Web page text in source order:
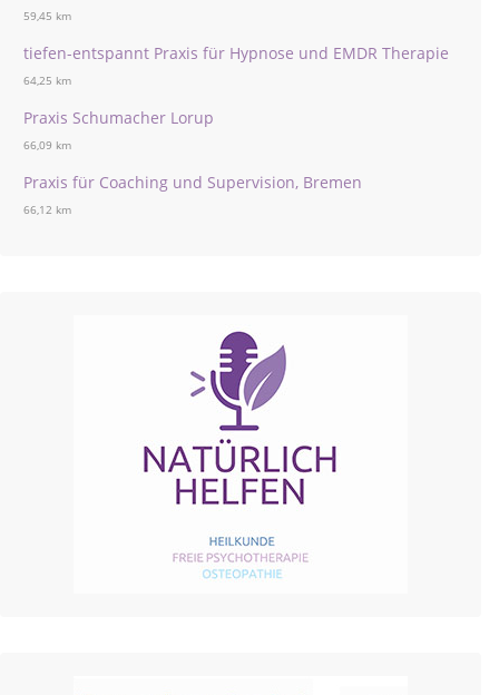
59,45 km
tiefen-entspannt Praxis für Hypnose und EMDR Therapie
64,25 km
Praxis Schumacher Lorup
66,09 km
Praxis für Coaching und Supervision, Bremen
66,12 km